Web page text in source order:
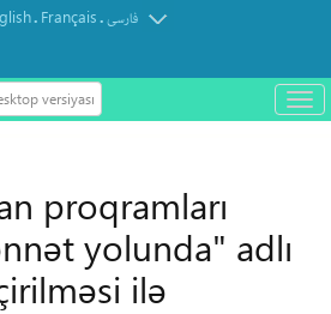
. Français.فارسی
versiyası
باز
و
proqramları
yolunda" adlı
ilə